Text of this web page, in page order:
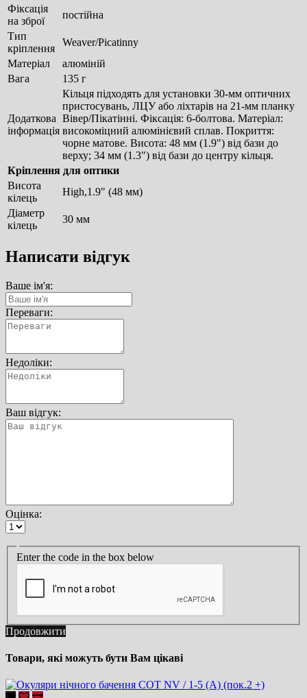
Фіксація
на зброї
постійна
Тип
кріплення
Weaver/Picatinny
Матеріал
алюміній
Вага
135 г
Додаткова
інформація
Кільця підходять для установки 30-мм оптичних
пристосувань, ЛЦУ або ліхтарів на 21-мм планку
Вівер/Пікатінні. Фіксація: 6-болтова. Матеріал:
високоміцний алюмінієвий сплав. Покриття:
чорне матове. Висота: 48 мм (1.9") від бази до
верху; 34 мм (1.3") від бази до центру кільця.
Кріплення для оптики
Висота
кілець
High,1.9" (48 мм)
Діаметр
кілець
30 мм
Написати відгук
Ваше ім'я:
Переваги:
Недоліки:
Ваш відгук:
Оцінка:
Enter the code in the box below
Продовжити
Товари, які можуть бути Вам цікаві